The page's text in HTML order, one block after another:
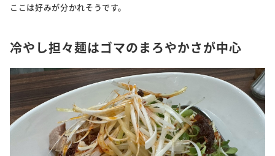
ここは好みが分かれそうです。
冷やし担々麺はゴマのまろやかさが中心